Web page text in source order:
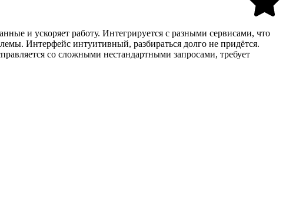
и ускоряет работу. Интегрируется с разными сервисами, что
Интерфейс интуитивный, разбираться долго не придётся.
со сложными нестандартными запросами, требует